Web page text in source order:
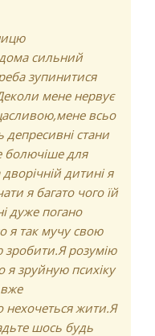
сильний
зупинитися
мене нервує
всьо
стани
болючіше для
дитині я
я багато чого їй
дуже погано
я так мучу свою
зробити.Я розумію
я зруйную психіку
нехочеться жити.Я
шось будь